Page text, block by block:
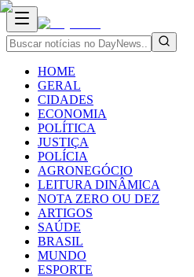
HOME
GERAL
CIDADES
ECONOMIA
POLÍTICA
JUSTIÇA
POLÍCIA
AGRONEGÓCIO
LEITURA DINÂMICA
NOTA ZERO OU DEZ
ARTIGOS
SAÚDE
BRASIL
MUNDO
ESPORTE